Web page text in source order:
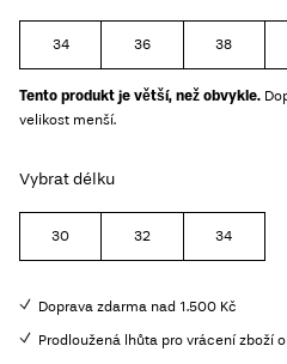
34 36 38
Tento produkt je větší, než obvykle.
velikost menší.
Vybrat délku
30 32 34
Doprava zdarma nad 1.500 Kč
Prodloužená lhůta pro vrácení zboží